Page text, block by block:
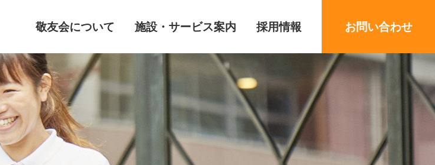
敬友会について 施設・サービス案内 採用情報 お問い合わせ